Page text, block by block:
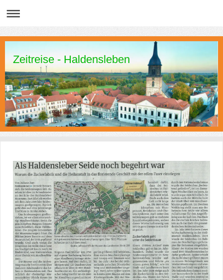
Zeitreise - Haldensleben